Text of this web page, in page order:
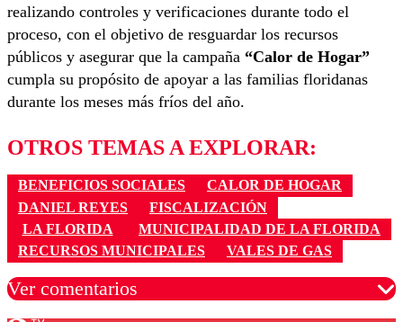
realizando controles y verificaciones durante todo el
proceso, con el objetivo de resguardar los recursos
públicos y asegurar que la campaña “Calor de Hogar”
cumpla su propósito de apoyar a las familias floridanas
durante los meses más fríos del año.
OTROS TEMAS A EXPLORAR:
BENEFICIOS SOCIALES
CALOR DE HOGAR
DANIEL REYES
FISCALIZACIÓN
LA FLORIDA
MUNICIPALIDAD DE LA FLORIDA
RECURSOS MUNICIPALES
VALES DE GAS
Ver comentarios